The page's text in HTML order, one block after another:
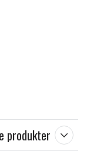
produkter